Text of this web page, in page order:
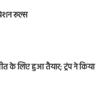
रूल्स
के लिए हुआ तैयार; ट्रंप ने किया